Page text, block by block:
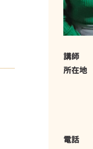
講師
所在地
電話